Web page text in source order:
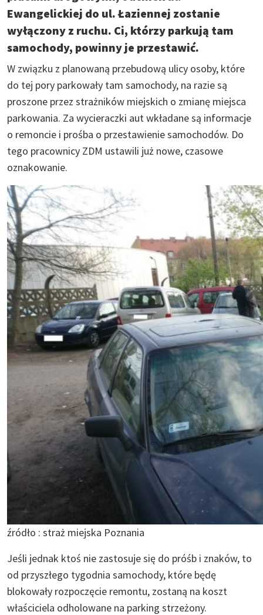
Ewangelickiej do ul.Łaziennej zostanie
wyłączony z ruchu. Ci, którzy parkują tam
samochody, powinny je przestawić.
W związku z planowaną przebudową ulicy osoby, które
do tej pory parkowały tam samochody, na razie są
proszone przez strażników miejskich o zmianę miejsca
parkowania. Za wycieraczki aut wkładane są informacje
o remoncie i prośba o przestawienie samochodów. Do
tego pracownicy ZDM ustawili już nowe, czasowe
oznakowanie.
źródło : straż miejska Poznania
Jeśli jednak ktoś nie zastosuje się do próśb i znaków, to
od przyszłego tygodnia samochody, które będę
blokowały rozpoczęcie remontu, zostaną na koszt
właściciela odholowane na parking strzeżony.